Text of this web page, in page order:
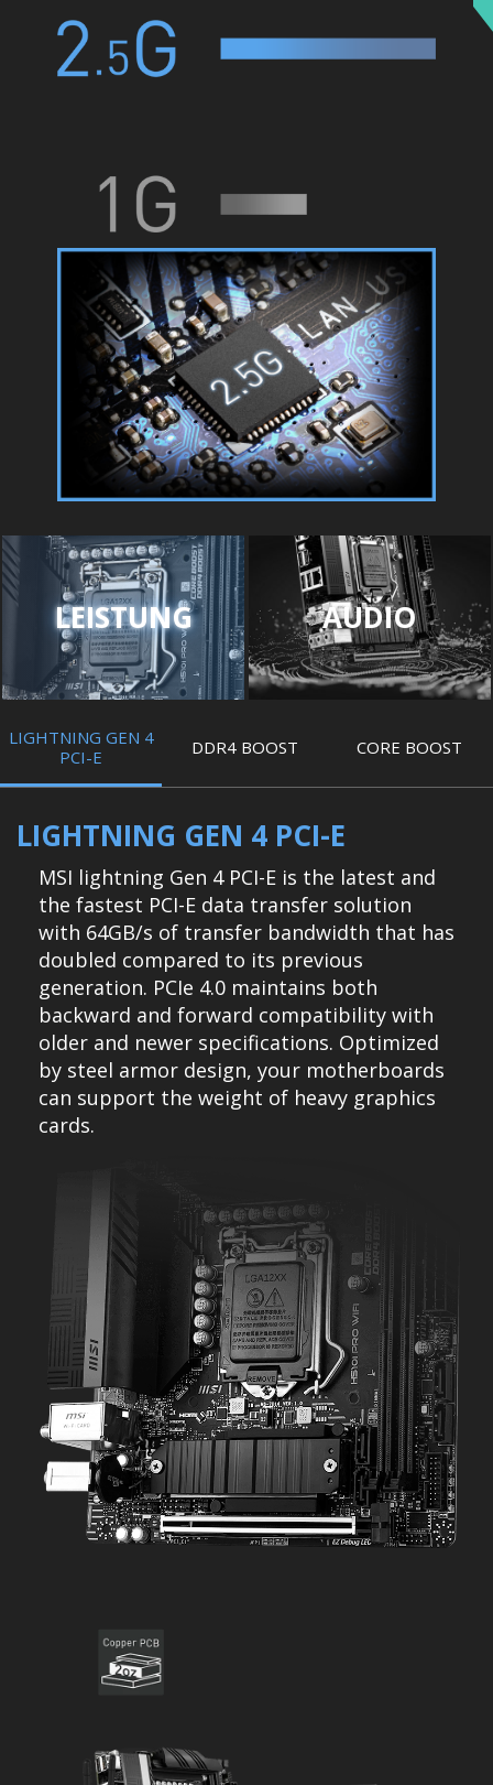
LEISTUNG AUDIO
LIGHTNING GEN 4
PCI-E
DDR4 BOOST CORE BOOST
LIGHTNING GEN 4 PCI-E
MSI lightning Gen 4 PCI-E is the latest and
the fastest PCI-E data transfer solution
with 64GB/s of transfer bandwidth that has
doubled compared to its previous
generation. PCIe 4.0 maintains both
backward and forward compatibility with
older and newer specifications. Optimized
by steel armor design, your motherboards
can support the weight of heavy graphics
cards.